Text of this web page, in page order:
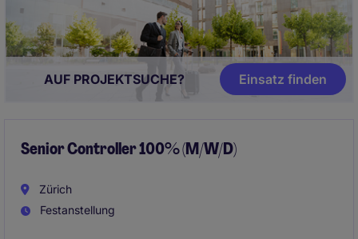
AUF PROJEKTSUCHE? Einsatz finden​
Senior Controller 100% (M/W/D)
Zürich
Festanstellung